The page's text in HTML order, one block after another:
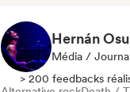
Hernán
Média /
> 200 feedbacks